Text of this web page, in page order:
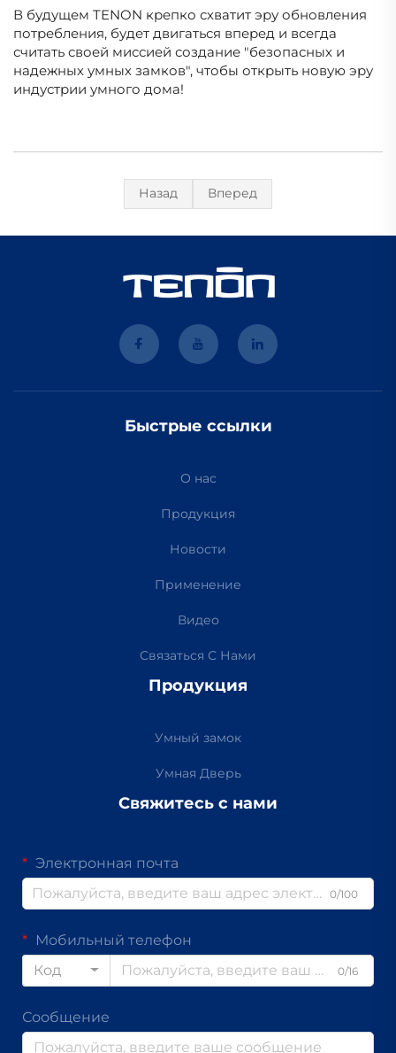
В будущем TENON крепко схватит эру обновления
потребления, будет двигаться вперед и всегда
считать своей миссией создание "безопасных и
надежных умных замков", чтобы открыть новую эру
индустрии умного дома!
Назад Вперед
Быстрые ссылки
О нас
Продукция
Новости
Применение
Видео
Связаться С Нами
Продукция
Умный замок
Умная Дверь
Свяжитесь с нами
Электронная почта
0/100
Мобильный телефон
Код
0/16
Сообщение